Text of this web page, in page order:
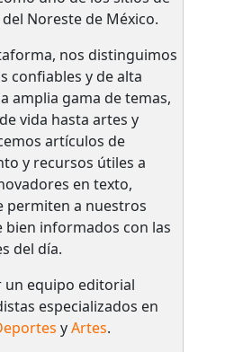
Noreste de México.
nos distinguimos
confiables y de alta
amplia gama de temas,
vida hasta artes y
artículos de
y recursos útiles a
en texto,
permiten a nuestros
informados con las
del día.
un equipo editorial
especializados en
yArtes.